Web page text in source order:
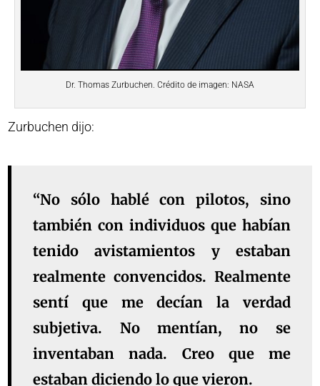
Dr. Thomas Zurbuchen. Crédito de imagen: NASA
Zurbuchen dijo:
“No sólo hablé con pilotos, sino
también con individuos que habían
tenido avistamientos y estaban
realmente convencidos. Realmente
sentí que me decían la verdad
subjetiva. No mentían, no se
inventaban nada. Creo que me
estaban diciendo lo que vieron.